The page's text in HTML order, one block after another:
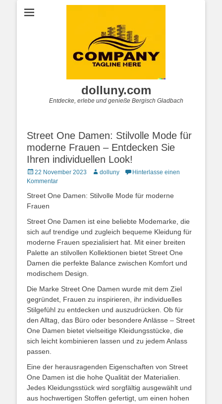
dolluny.com
Entdecke, erlebe und genieße Bergisch Gladbach
Street One Damen: Stilvolle Mode für
moderne Frauen – Entdecken Sie
Ihren individuellen Look!
Posted
on
22 November 2023 Autordolluny
Hinterlasse einen
Kommentar
Street One Damen: Stilvolle Mode für moderne
Frauen
Street One Damen ist eine beliebte Modemarke, die
sich auf trendige und zugleich bequeme Kleidung für
moderne Frauen spezialisiert hat. Mit einer breiten
Palette an stilvollen Kollektionen bietet Street One
Damen die perfekte Balance zwischen Komfort und
modischem Design.
Die Marke Street One Damen wurde mit dem Ziel
gegründet, Frauen zu inspirieren, ihr individuelles
Stilgefühl zu entdecken und auszudrücken. Ob für
den Alltag, das Büro oder besondere Anlässe – Street
One Damen bietet vielseitige Kleidungsstücke, die
sich leicht kombinieren lassen und zu jedem Anlass
passen.
Eine der herausragenden Eigenschaften von Street
One Damen ist die hohe Qualität der Materialien.
Jedes Kleidungsstück wird sorgfältig ausgewählt und
aus hochwertigen Stoffen gefertigt, um einen hohen